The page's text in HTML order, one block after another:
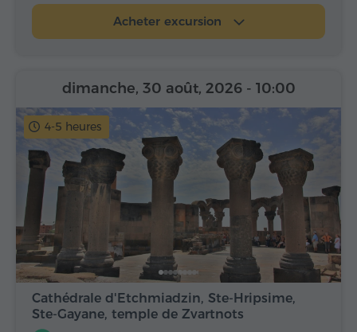
Acheter excursion
4-5 heures
Cathédrale d'Etchmiadzin, Ste-Hripsime,
Ste-Gayane, temple de Zvartnots
dimanche, 30 août, 2026 - 10:00